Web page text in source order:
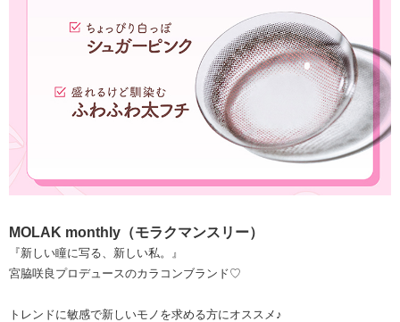
MOLAK monthly（モラクマンスリー）
『新しい瞳に写る、新しい私。』
宮脇咲良プロデュースのカラコンブランド♡
トレンドに敏感で新しいモノを求める方にオススメ♪